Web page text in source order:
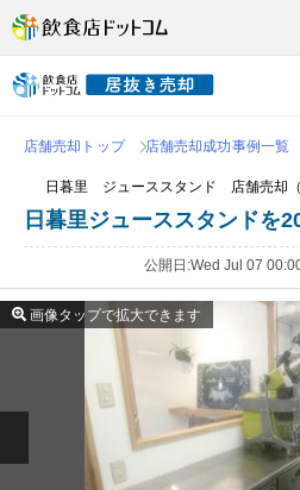
店舗売却トップ 店舗売却成功事例一覧
日暮里 ジューススタンド 店舗売却（
日暮里ジューススタンドを
公開日 Wed Jul 07
画像タップで拡大できます